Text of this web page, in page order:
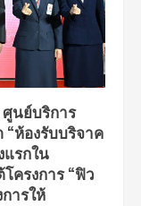
ศูนย์บริการ
ห้องรับบริจาค
แรกใน
ครงการ “ฟิว
ารให้